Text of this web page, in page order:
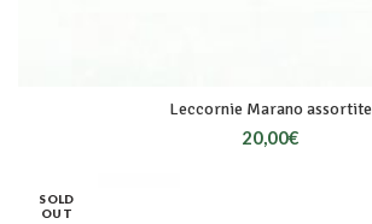
Leccornie Marano assortite
20,00€
SOLD
OUT